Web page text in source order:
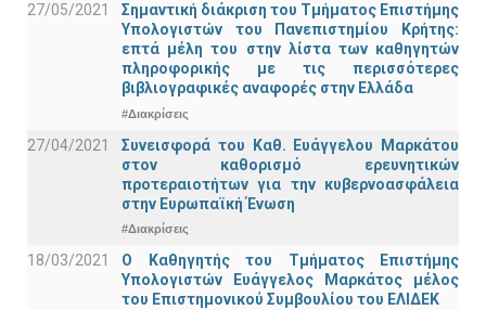
27/05/2021
Σημαντική διάκριση του Τμήματος Επιστήμης
Υπολογιστών του Πανεπιστημίου Κρήτης:
επτά μέλη του στην λίστα των καθηγητών
πληροφορικής με τις περισσότερες
βιβλιογραφικές αναφορές στην Ελλάδα
#Διακρίσεις
27/04/2021
Συνεισφορά του Καθ. Ευάγγελου Μαρκάτου
στον καθορισμό ερευνητικών
προτεραιοτήτων για την κυβερνοασφάλεια
στην Ευρωπαϊκή Ένωση
#Διακρίσεις
18/03/2021
Ο Καθηγητής του Τμήματος Επιστήμης
Υπολογιστών Ευάγγελος Μαρκάτος μέλος
του Επιστημονικού Συμβουλίου του ΕΛΙΔΕΚ